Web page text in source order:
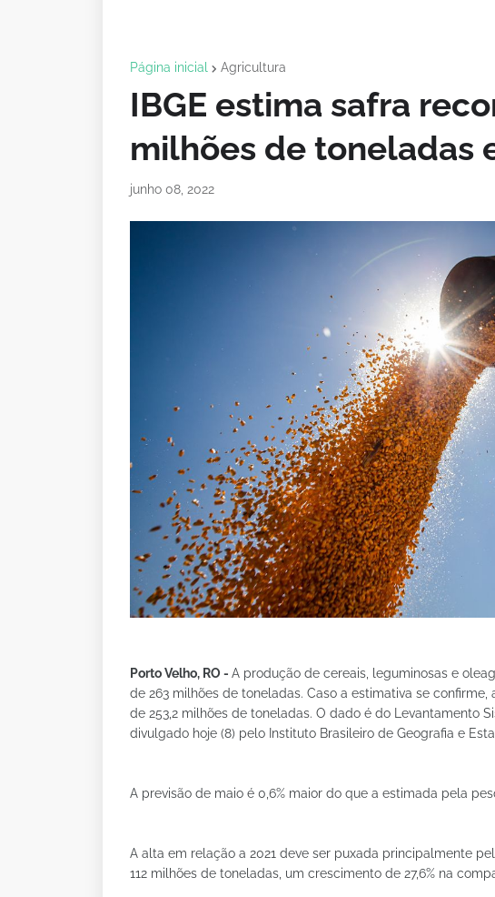
Página inicial Agricultura
IBGE estima safra
milhões de toneladas
junho 08, 2022
Porto Velho, RO - A produção de cereais, leguminosas e
de 263 milhões de toneladas. Caso a estimativa se confirme,
de 253,2 milhões de toneladas. O dado é do Levantamento
divulgado hoje (8) pelo Instituto Brasileiro de Geografia e
A previsão de maio é 0,6% maior do que a estimada pela
A alta em relação a 2021 deve ser puxada principalmente
112 milhões de toneladas, um crescimento de 27,6% na